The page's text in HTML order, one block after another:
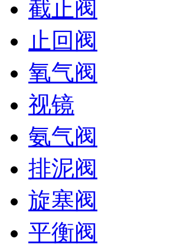
截止阀
止回阀
氧气阀
视镜
氨气阀
排泥阀
旋塞阀
平衡阀